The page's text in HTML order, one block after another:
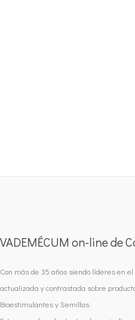
VADEMÉCUM on-line de
Con más de 35 años siendo líderes en
actualizada y contrastada sobre
Bioestimulantes y Semillas.